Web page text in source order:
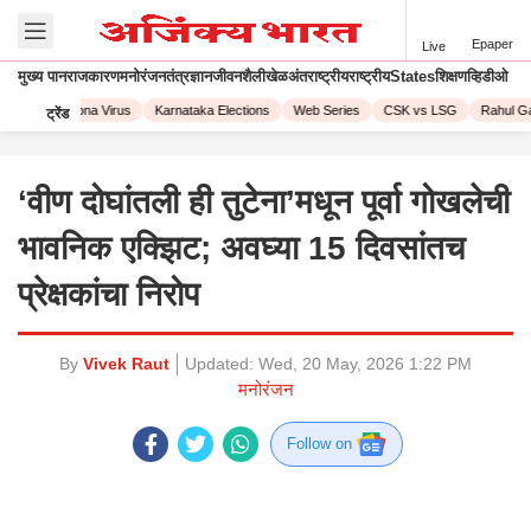
Live Epaper
मुख्य पानराजकारणमनोरंजनतंत्रज्ञानजीवनशैलीखेळअंतराष्ट्रीयराष्ट्रीयStatesशिक्षणव्हिडीओ
ट्रेंड
Corona Virus Karnataka Elections Web Series CSK vs LSG Rahul
‘वीण दोघांतली ही तुटेना’मधून पूर्वा गोखलेची
भावनिक एक्झिट; अवघ्या 15 दिवसांतच
प्रेक्षकांचा निरोप
By Vivek Raut Updated: Wed, 20 May, 2026 1:22 PM
मनोरंजन
Follow on